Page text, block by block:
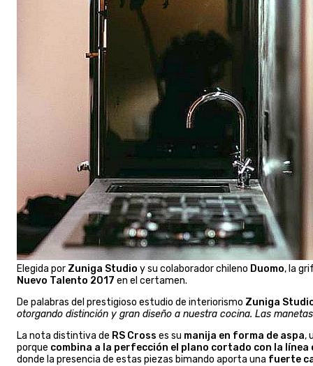
Elegida por Zuniga Studio y su colaborador chileno Duomo, la
Nuevo Talento 2017 en el certamen.
De palabras del prestigioso estudio de interiorismo Zuniga
otorgando distinción y gran diseño a nuestra cocina. Las
La nota distintiva de RS Cross es su manija en forma de aspa,
porque combina a la perfección el plano cortado con la línea
donde la presencia de estas piezas bimando aporta una fuerte